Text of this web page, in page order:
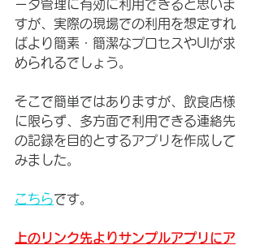
ータ管理に有効に利用できると思いま
すが、実際の現場での利用を想定すれ
ばより簡素・簡潔なプロセスやUIが求
められるでしょう。
そこで簡単ではありますが、飲食店様
に限らず、多方面で利用できる連絡先
の記録を目的とするアプリを作成して
みました。
こちらです。
上のリンク先よりサンプルアプリにア